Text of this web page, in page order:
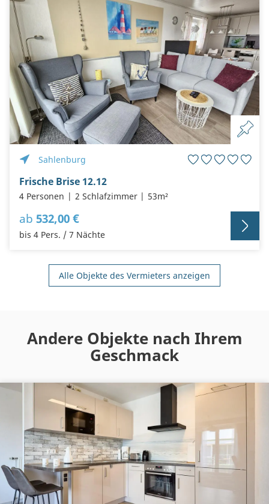
Sahlenburg
Frische Brise 12.12
4 Personen 2 Schlafzimmer 53m²
ab 532,00 €
bis 4 Pers. / 7 Nächte
Alle Objekte des Vermieters anzeigen
Andere Objekte nach Ihrem
Geschmack